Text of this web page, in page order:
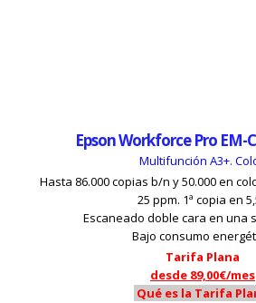
Epson Workforce Pro EM-
Multifunción A3+.
Hasta 86.000 copias b/n y 50.000 en
25 ppm. 1ª copia en
Escaneado doble cara en una
Bajo consumo
Tarifa Plana
desde 89,00€/mes
Qué es la Tarifa